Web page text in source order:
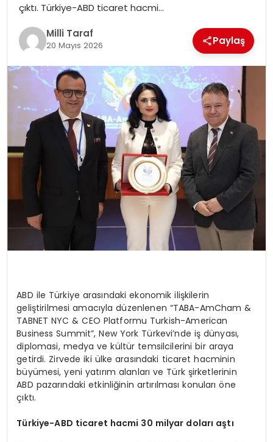
çıktı. Türkiye-ABD ticaret hacmi…
Milli Taraf
20 Mayıs 2026 Paylaş
ABD ile Türkiye arasındaki ekonomik ilişkilerin
geliştirilmesi amacıyla düzenlenen “TABA-AmCham &
TABNET NYC & CEO Platformu Turkish-American
Business Summit”, New York Türkevi’nde iş dünyası,
diplomasi, medya ve kültür temsilcilerini bir araya
getirdi. Zirvede iki ülke arasındaki ticaret hacminin
büyümesi, yeni yatırım alanları ve Türk şirketlerinin
ABD pazarındaki etkinliğinin artırılması konuları öne
çıktı.
Türkiye-ABD ticaret hacmi 30 milyar doları aştı